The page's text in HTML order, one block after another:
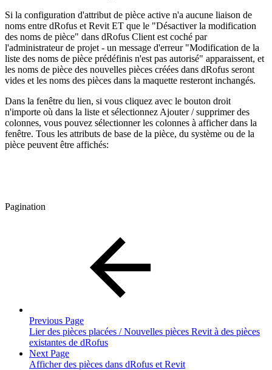
Si la configuration d'attribut de pièce active n'a aucune liaison de
noms entre dRofus et Revit ET que le "Désactiver la modification
des noms de pièce" dans dRofus Client est coché par
l'administrateur de projet - un message d'erreur "Modification de la
liste des noms de pièce prédéfinis n'est pas autorisé" apparaissent, et
les noms de pièce des nouvelles pièces créées dans dRofus seront
vides et les noms des pièces dans la maquette resteront inchangés.
Dans la fenêtre du lien, si vous cliquez avec le bouton droit
n'importe où dans la liste et sélectionnez Ajouter / supprimer des
colonnes, vous pouvez sélectionner les colonnes à afficher dans la
fenêtre. Tous les attributs de base de la pièce, du système ou de la
pièce peuvent être affichés:
Pagination
Previous Page
Lier des pièces placées / Nouvelles pièces Revit à des pièces
existantes de dRofus
Next Page
Afficher des pièces dans dRofus et Revit